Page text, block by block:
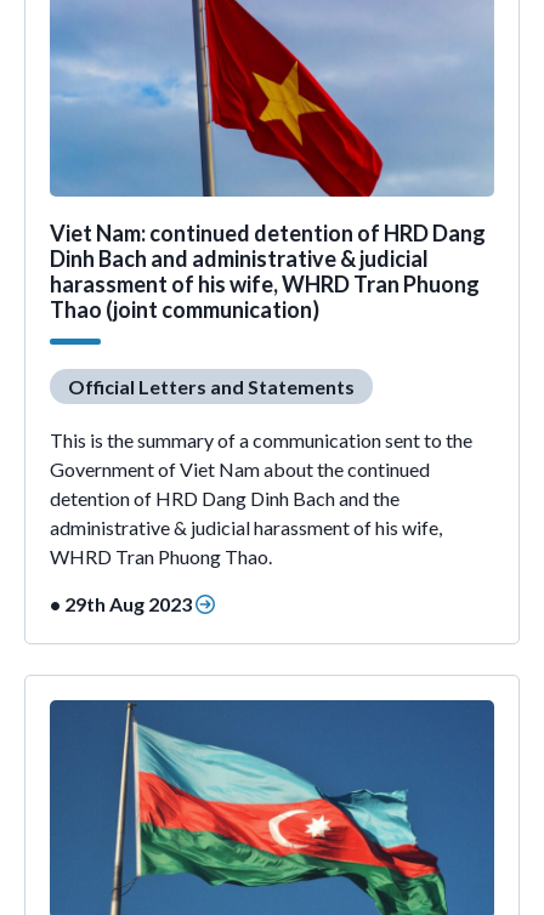
Viet Nam: continued detention of HRD Dang
Dinh Bach and administrative & judicial
harassment of his wife, WHRD Tran Phuong
Thao (joint communication)
Official Letters and Statements
This is the summary of a communication sent to the
Government of Viet Nam about the continued
detention of HRD Dang Dinh Bach and the
administrative & judicial harassment of his wife,
WHRD Tran Phuong Thao.
• 29th Aug 2023